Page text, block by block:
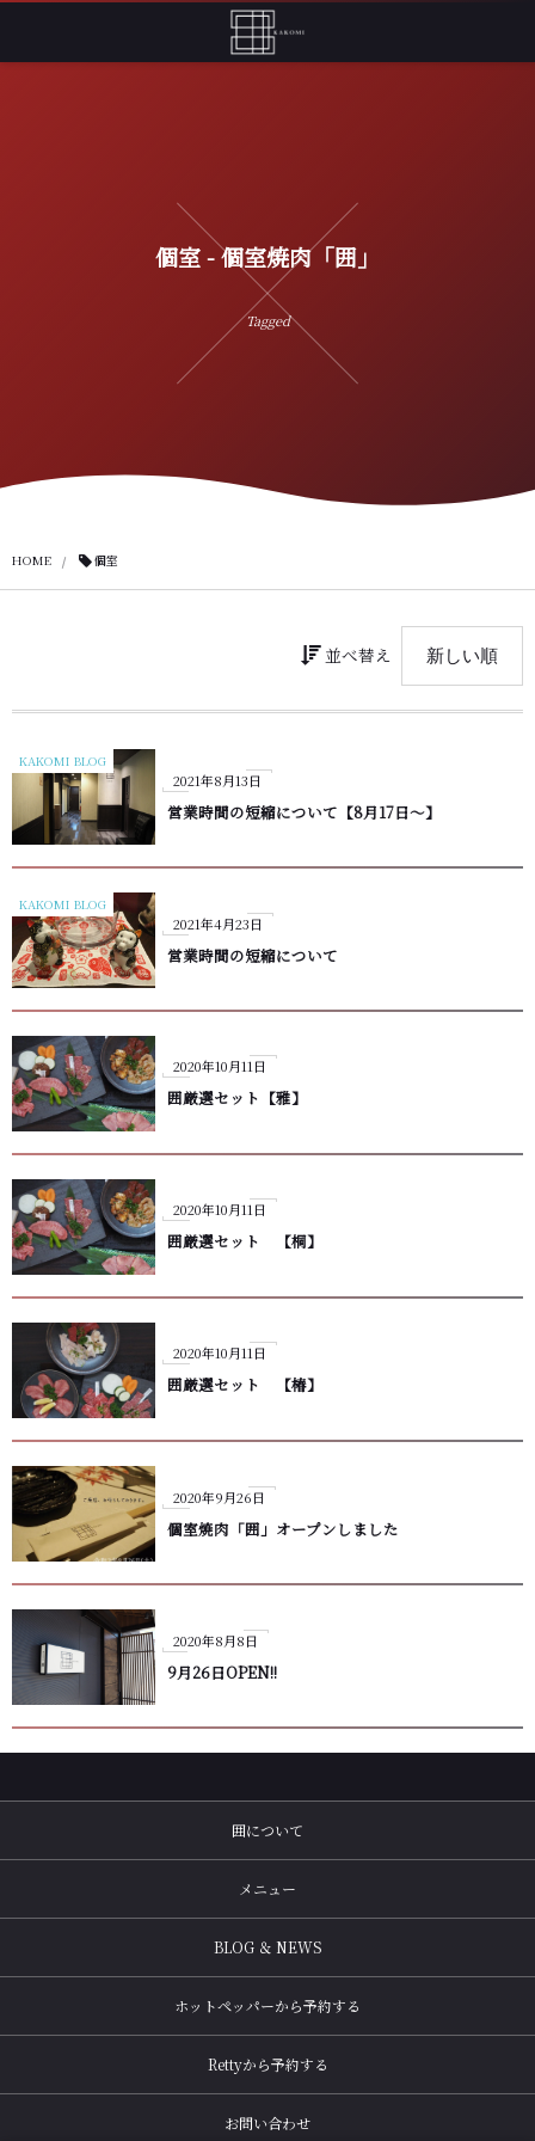
個室 - 個室焼肉「囲」
Tagged
HOME 個室
並べ替え
KAKOMI BLOG
2021年8月13日
営業時間の短縮について【8月17日〜】
KAKOMI BLOG
2021年4月23日
営業時間の短縮について
2020年10月11日
囲厳選セット【雅】
2020年10月11日
囲厳選セット 【桐】
2020年10月11日
囲厳選セット 【椿】
2020年9月26日
個室焼肉「囲」オープンしました
2020年8月8日
9月26日OPEN!!
囲について
メニュー
BLOG ＆ NEWS
ホットペッパーから予約する
Rettyから予約する
お問い合わせ